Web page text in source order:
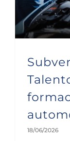
18/06/2026